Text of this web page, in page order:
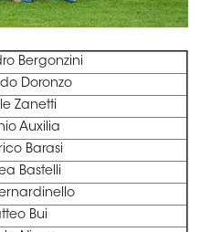
Bergonzini
Doronzo
Zanetti
Auxilia
Barasi
Bastelli
Bui